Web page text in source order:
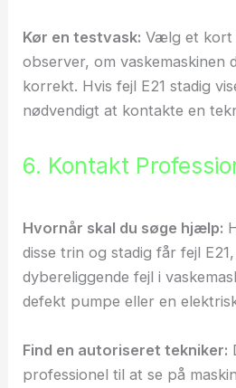
Kør en testvask: Vælg et kort
observer, om vaskemaskinen
korrekt. Hvis fejl E21 stadig
nødvendigt at kontakte en
6. Kontakt
Hvornår skal du søge hjælp:
disse trin og stadig får fejl
dybereliggende fejl i
defekt pumpe eller en
Find en autoriseret tekniker:
professionel til at se på